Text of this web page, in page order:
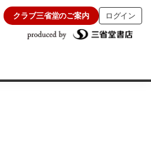
クラブ三省堂のご案内 ログイン